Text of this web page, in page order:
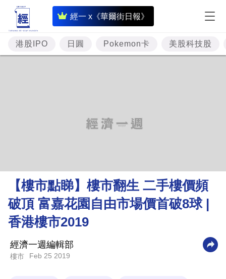
經一 x《華爾街日報》
即
時
財
經
理
財
商
業
科
技
港股IPO 日圓 Pokemon卡 美股科技股
【樓市點睇】樓市翻生 二手樓價頻
破頂 富嘉花園自由市場價首破8球 |
香港樓市2019
經濟一週編輯部
樓市 Feb 25 2019